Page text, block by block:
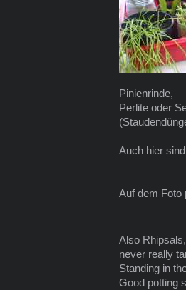
Pinienrinde,
Perlite oder
Auch hier
Auf dem Foto
Also
never really
Standing in
Good potting